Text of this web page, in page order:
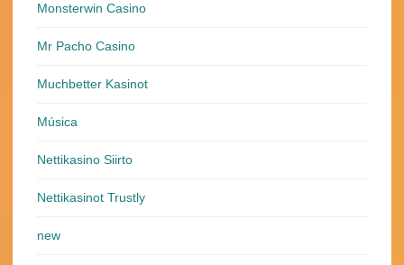
Monsterwin Casino
Mr Pacho Casino
Muchbetter Kasinot
Música
Nettikasino Siirto
Nettikasinot Trustly
new